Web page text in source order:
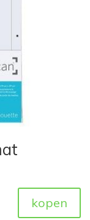
kopen